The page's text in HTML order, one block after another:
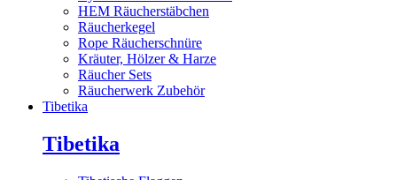
HEM Räucherstäbchen
Räucherkegel
Rope Räucherschnüre
Kräuter, Hölzer & Harze
Räucher Sets
Räucherwerk Zubehör
Tibetika
Tibetika